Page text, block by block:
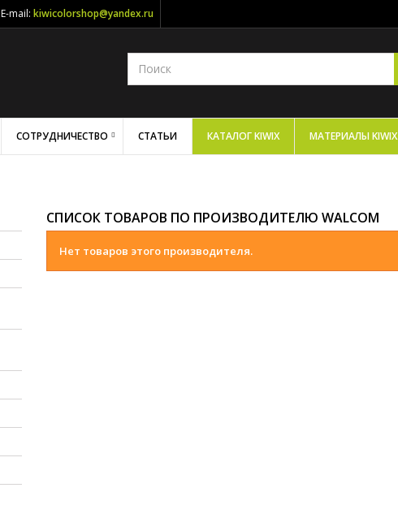
E-mail: kiwicolorshop@yandex.ru
СОТРУДНИЧЕСТВО СТАТЬИ КАТАЛОГ KIWIX МАТЕРИАЛЫ KIWIX
СПИСОК ТОВАРОВ ПО ПРОИЗВОДИТЕЛЮ WALCOM
Нет товаров этого производителя.